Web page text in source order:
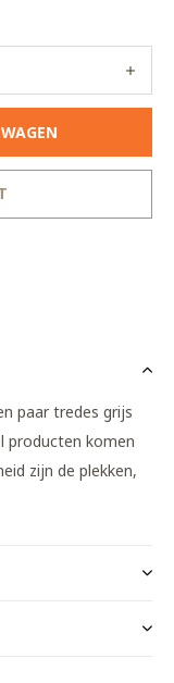
paar tredes grijs
producten komen
zijn de plekken,